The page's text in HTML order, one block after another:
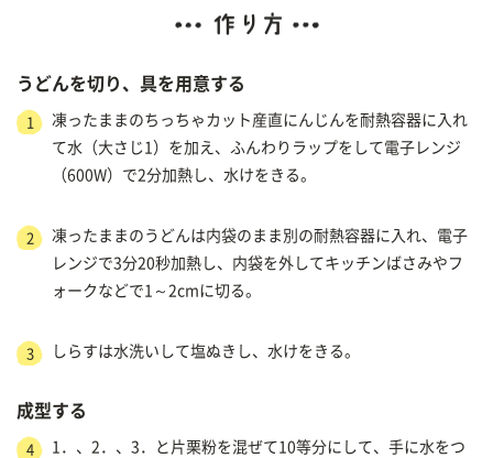
うどんを切り、具を用意する
1
凍ったままのちっちゃカット産直にんじんを耐熱容器に入れ
て水（大さじ1）を加え、ふんわりラップをして電子レンジ
（600W）で2分加熱し、水けをきる。
2
凍ったままのうどんは内袋のまま別の耐熱容器に入れ、電子
レンジで3分20秒加熱し、内袋を外してキッチンばさみやフ
ォークなどで1～2cmに切る。
3 しらすは水洗いして塩ぬきし、水けをきる。
成型する
4
1．、2．、3．と片栗粉を混ぜて10等分にして、手に水をつ